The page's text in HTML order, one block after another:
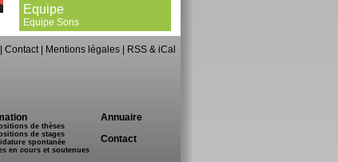
Equipe
Equipe Sons
|Contact Mentions légales RSS & iCal
de thèses
de stages
spontanée
en cours et soutenues
Annuaire
Contact